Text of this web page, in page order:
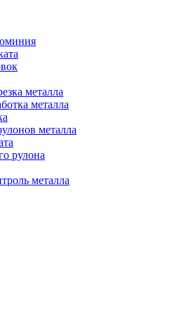
металла
металла
металла
рулона
металла